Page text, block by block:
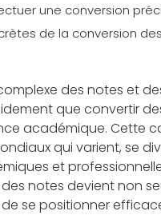
une conversion
de la conversion
des notes et
que convertir
académique. Cette
qui varient, se
et
notes devient non
se positionner